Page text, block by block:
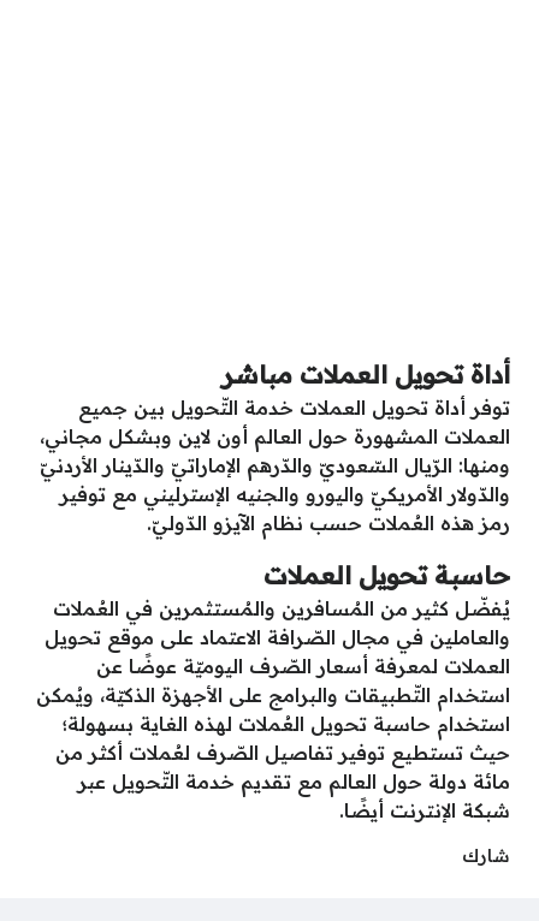
أداة تحويل العملات مباشر
توفر أداة تحويل العملات خدمة التّحويل بين جميع
العملات المشهورة حول العالم أون لاين وبشكل مجاني،
ومنها: الرّيال السّعوديّ والدّرهم الإماراتيّ والدّينار الأردنيّ
والدّولار الأمريكيّ واليورو والجنيه الإسترليني مع توفير
رمز هذه العُملات حسب نظام الآيزو الدّوليّ.
حاسبة تحويل العملات
يُفضّل كثير من المُسافرين والمُستثمرين في العُملات
والعاملين في مجال الصّرافة الاعتماد على موقع تحويل
العملات لمعرفة أسعار الصّرف اليوميّة عوضًا عن
استخدام التّطبيقات والبرامج على الأجهزة الذكيّة، ويُمكن
استخدام حاسبة تحويل العُملات لهذه الغاية بسهولة؛
حيث تستطيع توفير تفاصيل الصّرف لعُملات أكثر من
مائة دولة حول العالم مع تقديم خدمة التّحويل عبر
شبكة الإنترنت أيضًا.
شارك